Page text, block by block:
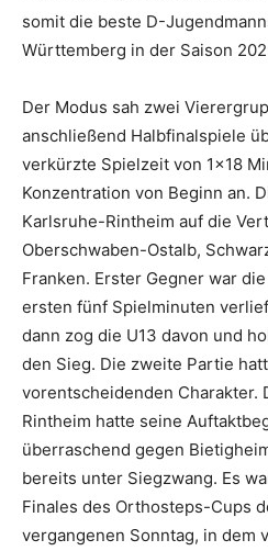
somit die beste D-
Württemberg in der Saison
Der Modus sah zwei
anschließend Halbfinalspiele
verkürzte Spielzeit von 1×18
Konzentration von Beginn an.
Karlsruhe-Rintheim auf die
Oberschwaben-Ostalb,
Franken. Erster Gegner war
ersten fünf Spielminuten
dann zog die U13 davon und
den Sieg. Die zweite Partie
vorentscheidenden Charakter.
Rintheim hatte seine
überraschend gegen
bereits unter Siegzwang. Es
Finales des Orthosteps-Cups
vergangenen Sonntag, in dem